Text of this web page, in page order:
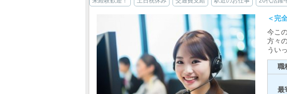
＜完
今こ
方々
うい
職
最